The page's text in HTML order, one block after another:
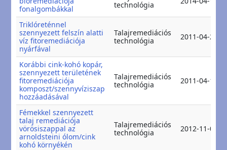
fonalgombákkal
technológia
Triklóreténnel
szennyezett felszín alatti
víz fitoremediációja
nyárfával
Talajremediációs
technológia
2011-04-28
Korábbi cink-kohó kopár,
szennyezett területének
fitoremediációja
komposzt/szennyvíziszap
hozzáadásával
Talajremediációs
technológia
2011-04-18
Fémekkel szennyezett
talaj remediációja
vörösiszappal az
arnoldsteini ólom/cink
kohó környékén
Talajremediációs
technológia
2012-11-08